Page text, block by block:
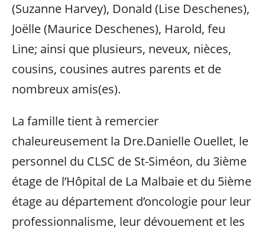
(Suzanne Harvey), Donald (Lise Deschenes),
Joëlle (Maurice Deschenes), Harold, feu
Line; ainsi que plusieurs, neveux, nièces,
cousins, cousines autres parents et de
nombreux amis(es).
La famille tient à remercier
chaleureusement la Dre.Danielle Ouellet, le
personnel du CLSC de St-Siméon, du 3ième
étage de l’Hôpital de La Malbaie et du 5ième
étage au département d’oncologie pour leur
professionnalisme, leur dévouement et les